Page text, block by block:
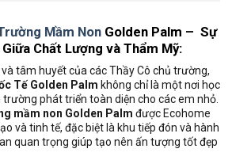
Mầm Non Golden Palm – Sự
Chất Lượng và Thẩm Mỹ:
tâm huyết của các Thầy Cô chủ trường,
Tế Golden Palm không chỉ là một nơi học
phát triển toàn diện cho các em nhỏ.
mầm non Golden Palm được Ecohome
và tinh tế, đặc biệt là khu tiếp đón và hành
quan trọng giúp tạo nên ấn tượng tốt đẹp